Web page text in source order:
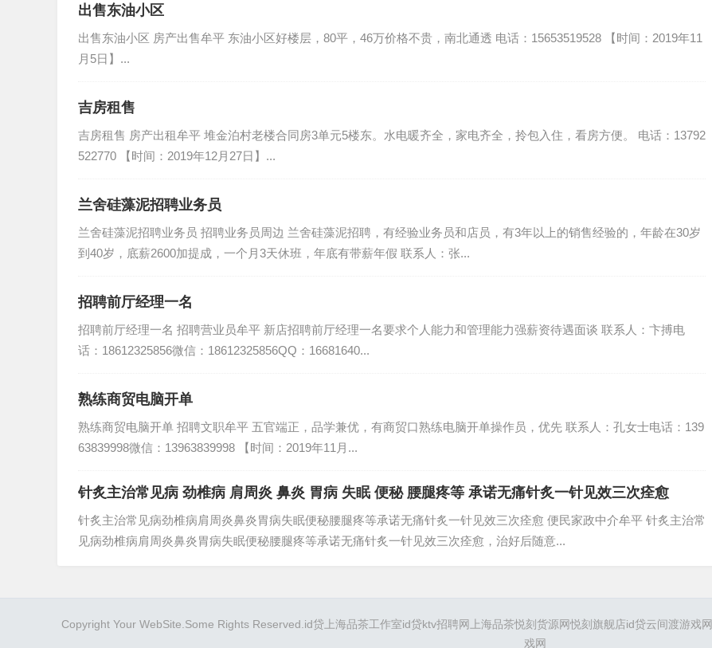
出售东油小区
出售东油小区 房产出售牟平 东油小区好楼层，80平，46万价格不贵，南北通透 电话：15653519528 【时间：2019年11
月5日】...
吉房租售
吉房租售 房产出租牟平 堆金泊村老楼合同房3单元5楼东。水电暖齐全，家电齐全，拎包入住，看房方便。 电话：13792
522770 【时间：2019年12月27日】...
兰舍硅藻泥招聘业务员
兰舍硅藻泥招聘业务员 招聘业务员周边 兰舍硅藻泥招聘，有经验业务员和店员，有3年以上的销售经验的，年龄在30岁
到40岁，底薪2600加提成，一个月3天休班，年底有带薪年假 联系人：张...
招聘前厅经理一名
招聘前厅经理一名 招聘营业员牟平 新店招聘前厅经理一名要求个人能力和管理能力强薪资待遇面谈 联系人：卞搏电
话：18612325856微信：18612325856QQ：16681640...
熟练商贸电脑开单
熟练商贸电脑开单 招聘文职牟平 五官端正，品学兼优，有商贸口熟练电脑开单操作员，优先 联系人：孔女士电话：139
63839998微信：13963839998 【时间：2019年11月...
针炙主治常见病 劲椎病 肩周炎 鼻炎 胃病 失眠 便秘 腰腿疼等 承诺无痛针炙一针见效三次痊愈
针炙主治常见病劲椎病肩周炎鼻炎胃病失眠便秘腰腿疼等承诺无痛针炙一针见效三次痊愈 便民家政中介牟平 针炙主治常
见病劲椎病肩周炎鼻炎胃病失眠便秘腰腿疼等承诺无痛针炙一针见效三次痊愈，治好后随意...
Copyright Your WebSite.Some Rights Reserved. id贷 上海品茶工作室id贷ktv招聘网 上海品茶悦刻货源网悦刻旗舰店id贷云间渡游戏网
戏网